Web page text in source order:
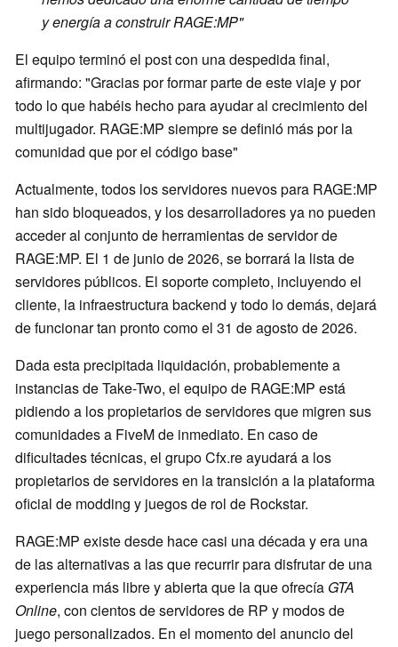
y energía a construir RAGE:MP"
El equipo terminó el post con una despedida final,
afirmando: "Gracias por formar parte de este viaje y por
todo lo que habéis hecho para ayudar al crecimiento del
multijugador. RAGE:MP siempre se definió más por la
comunidad que por el código base"
Actualmente, todos los servidores nuevos para RAGE:MP
han sido bloqueados, y los desarrolladores ya no pueden
acceder al conjunto de herramientas de servidor de
RAGE:MP. El 1 de junio de 2026, se borrará la lista de
servidores públicos. El soporte completo, incluyendo el
cliente, la infraestructura backend y todo lo demás, dejará
de funcionar tan pronto como el 31 de agosto de 2026.
Dada esta precipitada liquidación, probablemente a
instancias de Take-Two, el equipo de RAGE:MP está
pidiendo a los propietarios de servidores que migren sus
comunidades a FiveM de inmediato. En caso de
dificultades técnicas, el grupo Cfx.re ayudará a los
propietarios de servidores en la transición a la plataforma
oficial de modding y juegos de rol de Rockstar.
RAGE:MP existe desde hace casi una década y era una
de las alternativas a las que recurrir para disfrutar de una
experiencia más libre y abierta que la que ofrecía GTA
Online, con cientos de servidores de RP y modos de
juego personalizados. En el momento del anuncio del